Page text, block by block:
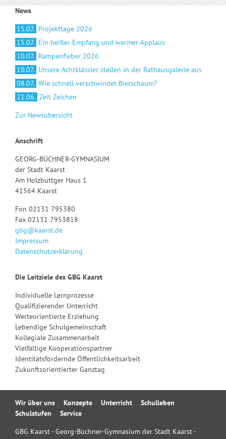
News
15.07. Projekttage 2026
15.07. Ein heißer Empfang und warmer Applaus
10.07. Rampenfieber 2026
10.07. Unsere Achtklässler stellen in der Rathausgalerie aus
08.07. Wie schnell verschwindet Bierschaum?
21.06. Zeit Zeichen
Zur Newsübersicht
Anschrift
GEORG-BÜCHNER-GYMNASIUM
der Stadt Kaarst
Am Holzbüttger Haus 1
41564 Kaarst
Fon 02131 795380
Fax 02131 7953818
gbg@kaarst.de
Impressum
Datenschutzerklärung
Die Leitziele des GBG Kaarst
Individuelle Lernprozesse
Qualifizierender Unterricht
Werteorientierte Erziehung
Lebendige Schulgemeinschaft
Kollegiale Zusammenarbeit
Vielfältige Kooperationspartner
Identitätsfördernde Öffentlichkeitsarbeit
Zukunftsorientierter Ganztag
Navigation
überspringen
Wir über uns Konzepte Unterricht
Schulleben
Schulstufen
Service
GBG Kaarst - Georg-Büchner-Gymnasium der Stadt Kaarst -